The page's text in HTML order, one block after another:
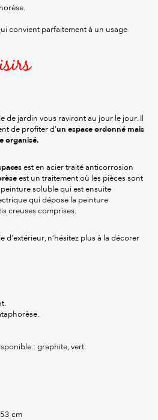
convient parfaitement à un usage
de jardin vous raviront au jour le jour. Il
de profiter d’un espace ordonné mais
organisé.
est en acier traité anticorrosion
est un traitement où les pièces sont
soluble qui est ensuite
qui dépose la peinture
creuses comprises.
n’hésitez plus à la décorer
: graphite, vert.
cm